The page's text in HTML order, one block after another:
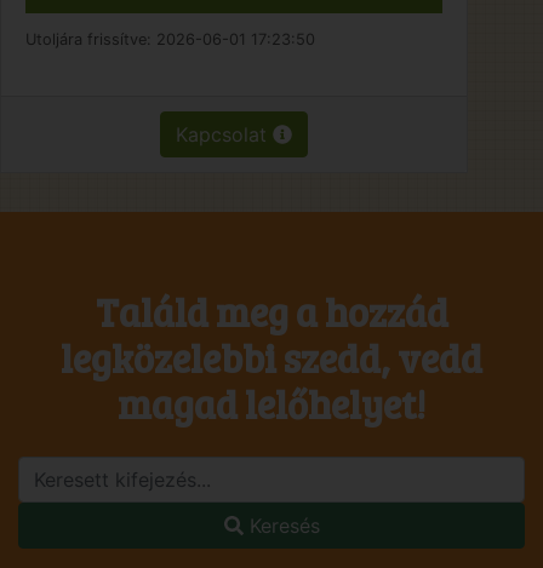
Utoljára frissítve: 2026-06-01 17:23:50
Kapcsolat
Találd meg a hozzád
legközelebbi szedd, vedd
magad lelőhelyet!
Keresés